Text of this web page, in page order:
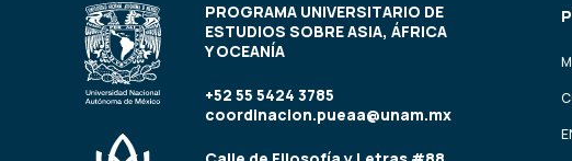
PROGRAMA UNIVERSITARIO DE
ESTUDIOS SOBRE ASIA, ÁFRICA
Y OCEANÍA
+52 55 5424 3785
coordinacion.pueaa@unam.mx